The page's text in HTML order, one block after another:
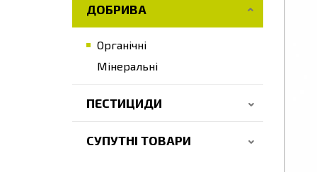
ДОБРИВА
Органічні
Мінеральні
ПЕСТИЦИДИ
СУПУТНІ ТОВАРИ